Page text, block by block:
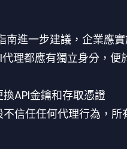
南進一步建議，企業應
理都應有獨立身分，便
API金鑰和存取憑證
不信任任何代理行為，所